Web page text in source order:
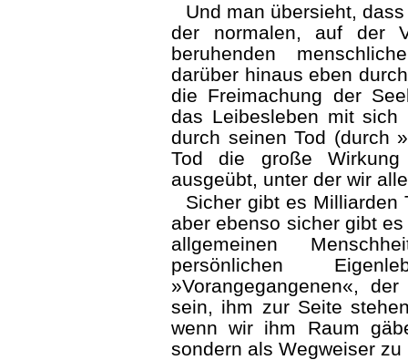
Und man übersieht,
der normalen, auf der
beruhenden
darüber hinaus eben
die Freimachung der
das Leibesleben mit
durch seinen Tod (durch
Tod die große Wirkung
ausgeübt, unter der wir
Sicher gibt es Milliarden
aber ebenso sicher gibt
allgemeinen
persönlichen
»Vorangegangenen«,
sein, ihm zur Seite
wenn wir ihm Raum
sondern als Wegweiser zu